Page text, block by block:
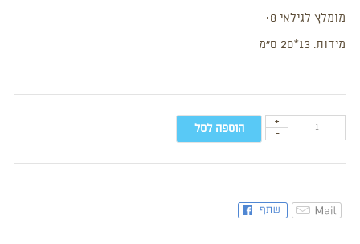
מומלץ לגילאי 8+
מידות: 13*20 ס”מ
-
+ הוספה לסל